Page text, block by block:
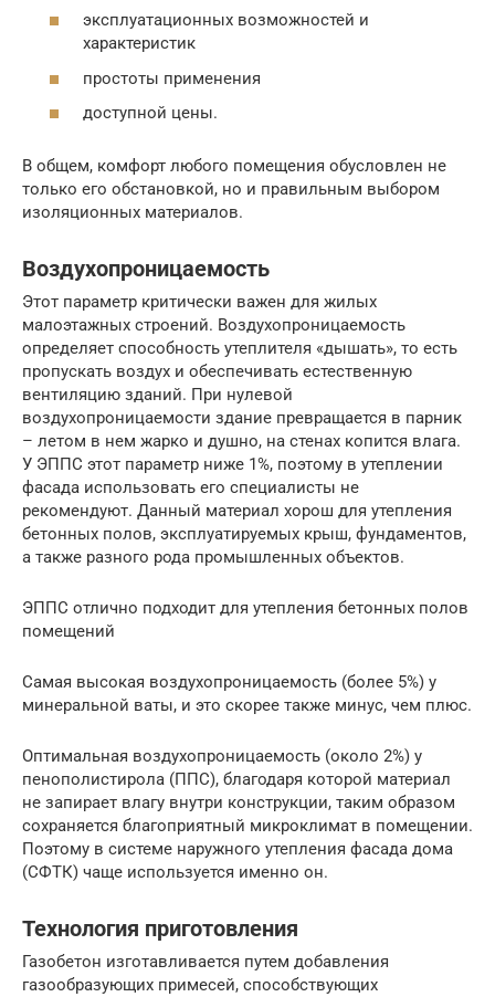
эксплуатационных возможностей и
характеристик
простоты применения
доступной цены.
В общем, комфорт любого помещения обусловлен не
только его обстановкой, но и правильным выбором
изоляционных материалов.
Воздухопроницаемость
Этот параметр критически важен для жилых
малоэтажных строений. Воздухопроницаемость
определяет способность утеплителя «дышать», то есть
пропускать воздух и обеспечивать естественную
вентиляцию зданий. При нулевой
воздухопроницаемости здание превращается в парник
– летом в нем жарко и душно, на стенах копится влага.
У ЭППС этот параметр ниже 1%, поэтому в утеплении
фасада использовать его специалисты не
рекомендуют. Данный материал хорош для утепления
бетонных полов, эксплуатируемых крыш, фундаментов,
а также разного рода промышленных объектов.
ЭППС отлично подходит для утепления бетонных полов
помещений
Самая высокая воздухопроницаемость (более 5%) у
минеральной ваты, и это скорее также минус, чем плюс.
Оптимальная воздухопроницаемость (около 2%) у
пенополистирола (ППС), благодаря которой материал
не запирает влагу внутри конструкции, таким образом
сохраняется благоприятный микроклимат в помещении.
Поэтому в системе наружного утепления фасада дома
(СФТК) чаще используется именно он.
Технология приготовления
Газобетон изготавливается путем добавления
газообразующих примесей, способствующих